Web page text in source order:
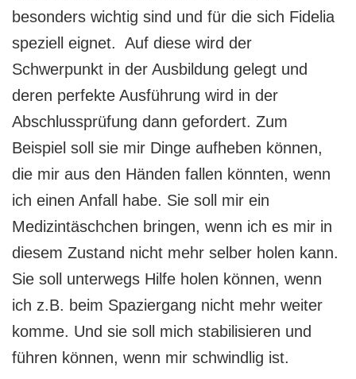
besonders wichtig sind und für die sich Fidelia
speziell eignet. Auf diese wird der
Schwerpunkt in der Ausbildung gelegt und
deren perfekte Ausführung wird in der
Abschlussprüfung dann gefordert. Zum
Beispiel soll sie mir Dinge aufheben können,
die mir aus den Händen fallen könnten, wenn
ich einen Anfall habe. Sie soll mir ein
Medizintäschchen bringen, wenn ich es mir in
diesem Zustand nicht mehr selber holen kann.
Sie soll unterwegs Hilfe holen können, wenn
ich z.B. beim Spaziergang nicht mehr weiter
komme. Und sie soll mich stabilisieren und
führen können, wenn mir schwindlig ist.